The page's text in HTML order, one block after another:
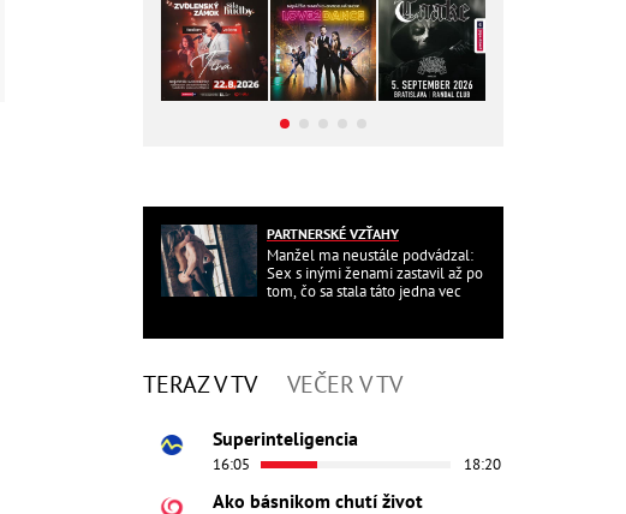
PARTNERSKÉ VZŤAHY
Manžel ma neustále podvádzal:
Sex s inými ženami zastavil až po
tom, čo sa stala táto jedna vec
TERAZ V TV VEČER V TV
Superinteligencia
16:05 18:20
Ako básnikom chutí život